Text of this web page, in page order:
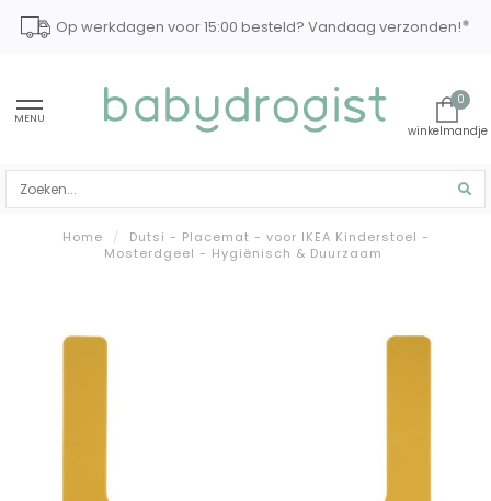
Op werkdagen voor 15:00 besteld? Vandaag verzonden!*
MENU
0
Home /
Dutsi - Placemat - voor IKEA Kinderstoel -
Mosterdgeel - Hygiënisch & Duurzaam